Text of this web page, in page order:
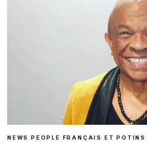
NEWS PEOPLE FRANÇAIS ET POTINS